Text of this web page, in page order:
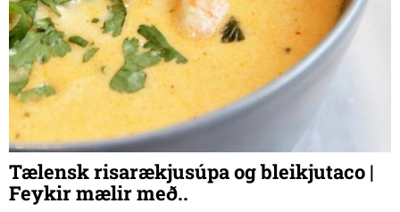
Tælensk risarækjusúpa og bleikjutaco |
Feykir mælir með..